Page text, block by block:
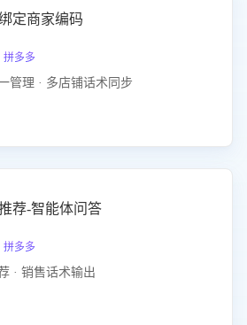
定商家编码
多多
管理 · 多店铺话术同步
荐-智能体问答
多多
· 销售话术输出